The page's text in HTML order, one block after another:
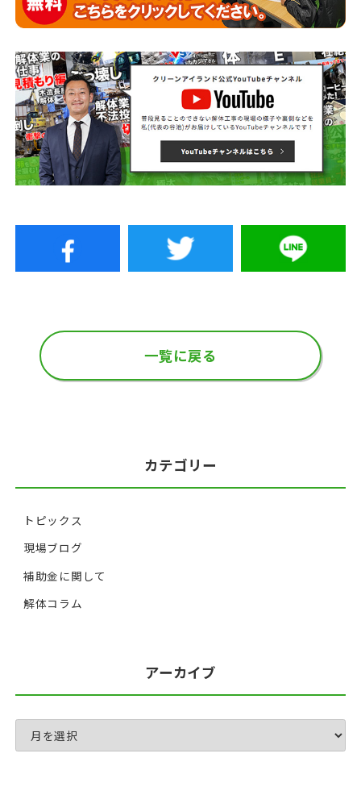
一覧に戻る
カテゴリー
トピックス
現場ブログ
補助金に関して
解体コラム
アーカイブ